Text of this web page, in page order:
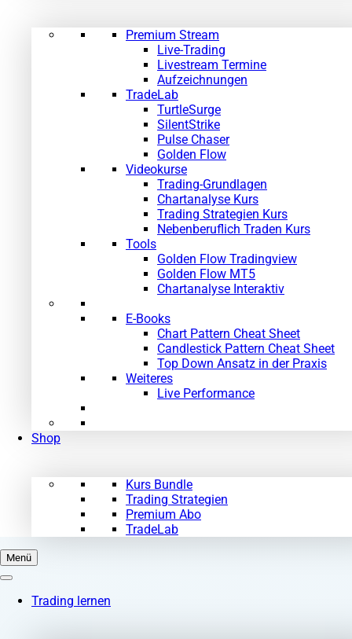
Premium Stream
Live-Trading
Livestream Termine
Aufzeichnungen
TradeLab
TurtleSurge
SilentStrike
Pulse Chaser
Golden Flow
Videokurse
Trading-Grundlagen
Chartanalyse Kurs
Trading Strategien Kurs
Nebenberuflich Traden Kurs
Tools
Golden Flow Tradingview
Golden Flow MT5
Chartanalyse Interaktiv
E-Books
Chart Pattern Cheat Sheet
Candlestick Pattern Cheat Sheet
Top Down Ansatz in der Praxis
Weiteres
Live Performance
Shop
Kurs Bundle
Trading Strategien
Premium Abo
TradeLab
Menü
Trading lernen